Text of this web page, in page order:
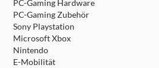
PC-Gaming Hardware
PC-Gaming Zubehör
Sony Playstation
Microsoft Xbox
Nintendo
E-Mobilität